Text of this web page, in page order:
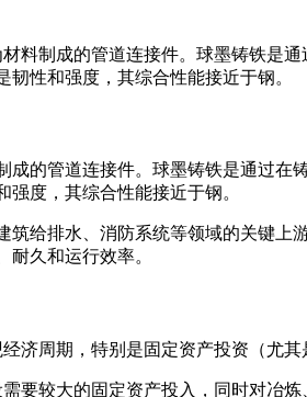
料制成的管道连接件。球墨铸铁是
性和强度，其综合性能接近于钢。
成的管道连接件。球墨铸铁是通过
度，其综合性能接近于钢。
筑给排水、消防系统等领域的关键上
耐久和运行效率。
经济周期，特别是固定资产投资（尤
需要较大的固定资产投入，同时对冶